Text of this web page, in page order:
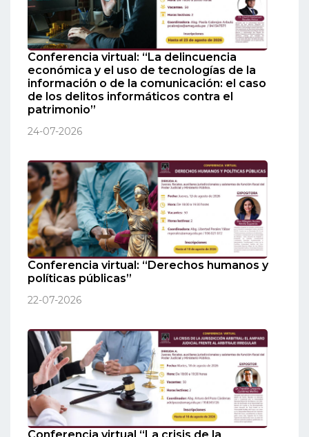
Conferencia virtual: “La delincuencia
económica y el uso de tecnologías de la
información o de la comunicación: el caso
de los delitos informáticos contra el
patrimonio”
24-07-2026
Conferencia virtual: “Derechos humanos y
políticas públicas”
22-07-2026